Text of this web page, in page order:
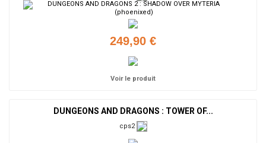
249,90 €
Voir le produit
DUNGEONS AND DRAGONS : TOWER OF...
cps2